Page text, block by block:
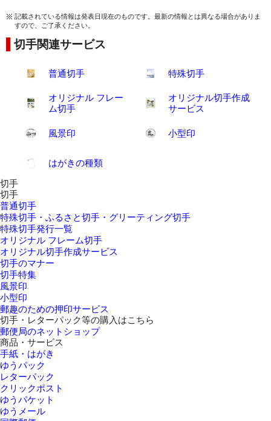
記載されている情報は発表日現在のものです。最新の情報とは異なる場合がありま
すので、ご了承ください。
切手関連サービス
普通切手 特殊切手
オリジナル フレー
ム切手
オリジナル切手作成
サービス
風景印 小型印
はがきの種類
切手
切手
普通切手
特殊切手・ふるさと切手・グリーティング切手
特殊切手発行一覧
オリジナル フレーム切手
オリジナル切手作成サービス
切手のマナー
切手特集
風景印
小型印
郵趣のための押印サービス
切手・レターパック等の購入はこちら
郵便局のネットショップ
商品・サービス
手紙・はがき
ゆうパック
レターパック
クリックポスト
ゆうパケット
ゆうメール